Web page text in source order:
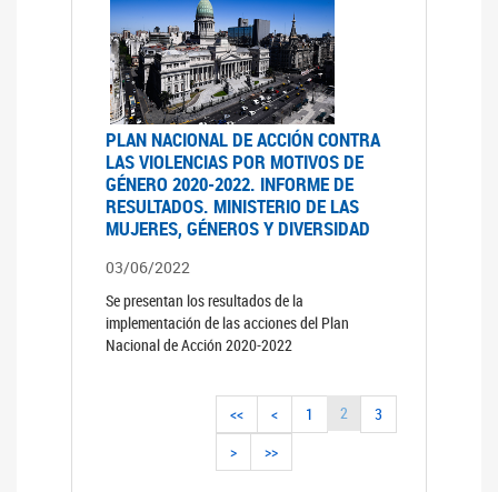
PLAN NACIONAL DE ACCIÓN CONTRA
LAS VIOLENCIAS POR MOTIVOS DE
GÉNERO 2020-2022. INFORME DE
RESULTADOS. MINISTERIO DE LAS
MUJERES, GÉNEROS Y DIVERSIDAD
03/06/2022
Se presentan los resultados de la
implementación de las acciones del Plan
Nacional de Acción 2020-2022
<< < 1 2
3
>
>>